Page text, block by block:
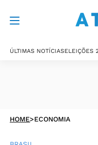
ÚLTIMAS NOTÍCIASELEIÇÕES
HOME>ECONOMIA